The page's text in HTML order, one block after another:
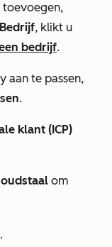
toevoegen,
, klikt u
bedrijf.
aan te passen,
.
klant (ICP)
om
.